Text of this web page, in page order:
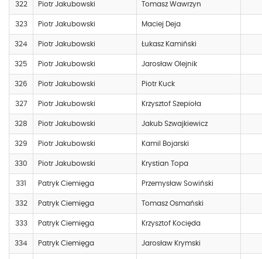
322 Piotr Jakubowski Tomasz Wawrzyn
323 Piotr Jakubowski Maciej Deja
324 Piotr Jakubowski Łukasz Kamiński
325 Piotr Jakubowski Jarosław Olejnik
326 Piotr Jakubowski Piotr Kuck
327 Piotr Jakubowski Krzysztof Szepioła
328 Piotr Jakubowski Jakub Szwajkiewicz
329 Piotr Jakubowski Kamil Bojarski
330 Piotr Jakubowski Krystian Topa
331 Patryk Ciemięga Przemysław Sowiński
332 Patryk Ciemięga Tomasz Osmański
333 Patryk Ciemięga Krzysztof Kocięda
334 Patryk Ciemięga Jarosław Krymski